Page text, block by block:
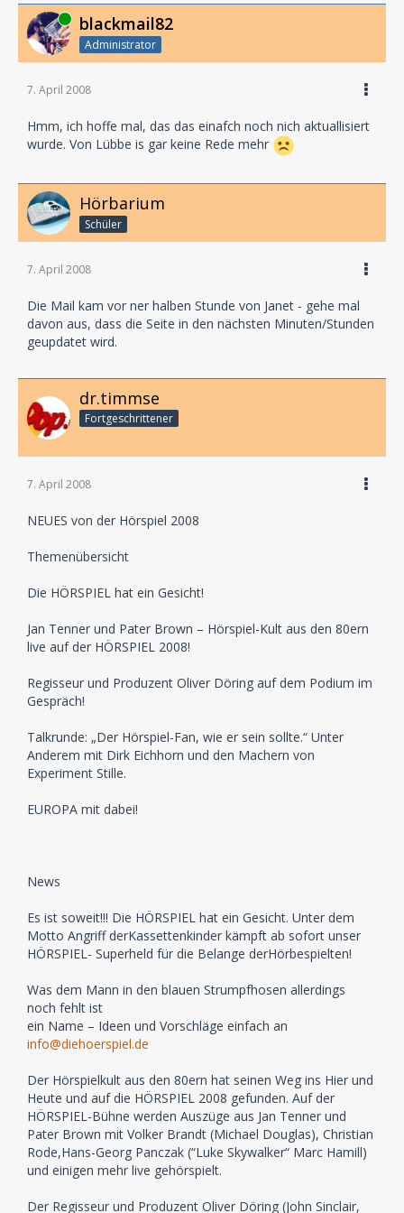
Community Europa/ Sony BMG)
u. A. über die Fan-Szene sprechen.
wenige zu nennen) hat sich
Eine vollständige Liste der
ausstellenden Verlage gibt es auf
Online blackmail82
Administrator
7. April 2008
Hmm, ich hoffe mal, das das einafch noch nich aktuallisiert
wurde. Von Lübbe is gar keine Rede mehr
Hörbarium
Schüler
7. April 2008
Die Mail kam vor ner halben Stunde von Janet - gehe mal
davon aus, dass die Seite in den nächsten Minuten/Stunden
geupdatet wird.
dr.timmse
Fortgeschrittener
7. April 2008
NEUES von der Hörspiel 2008
Themenübersicht
Die HÖRSPIEL hat ein Gesicht!
Jan Tenner und Pater Brown – Hörspiel-Kult aus den 80ern
live auf der HÖRSPIEL 2008!
Regisseur und Produzent Oliver Döring auf dem Podium im
Gespräch!
Talkrunde: „Der Hörspiel-Fan, wie er sein sollte.“ Unter
Anderem mit Dirk Eichhorn und den Machern von
Experiment Stille.
EUROPA mit dabei!
News
Es ist soweit!!! Die HÖRSPIEL hat ein Gesicht. Unter dem
Motto Angriff derKassettenkinder kämpft ab sofort unser
HÖRSPIEL- Superheld für die Belange derHörbespielten!
Was dem Mann in den blauen Strumpfhosen allerdings
noch fehlt ist
ein Name – Ideen und Vorschläge einfach an
info@diehoerspiel.de
Der Hörspielkult aus den 80ern hat seinen Weg ins Hier und
Heute und auf die HÖRSPIEL 2008 gefunden. Auf der
HÖRSPIEL-Bühne werden Auszüge aus Jan Tenner und
Pater Brown mit Volker Brandt (Michael Douglas), Christian
Rode,Hans-Georg Panczak (“Luke Skywalker“ Marc Hamill)
und einigen mehr live gehörspielt.
Der Regisseur und Produzent Oliver Döring (John Sinclair,